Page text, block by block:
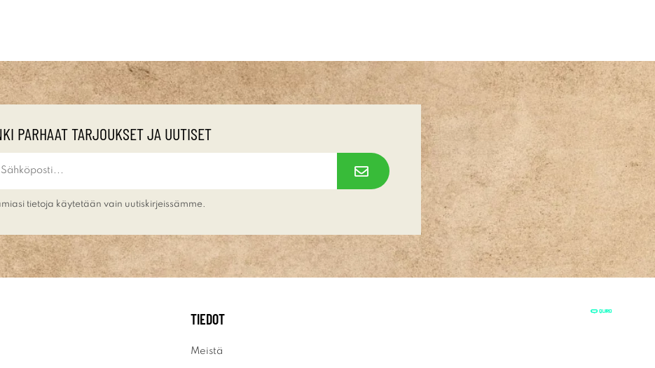
PARHAAT TARJOUKSET JA UUTISET
tietoja käytetään vain uutiskirjeissämme.
TIEDOT
Meistä